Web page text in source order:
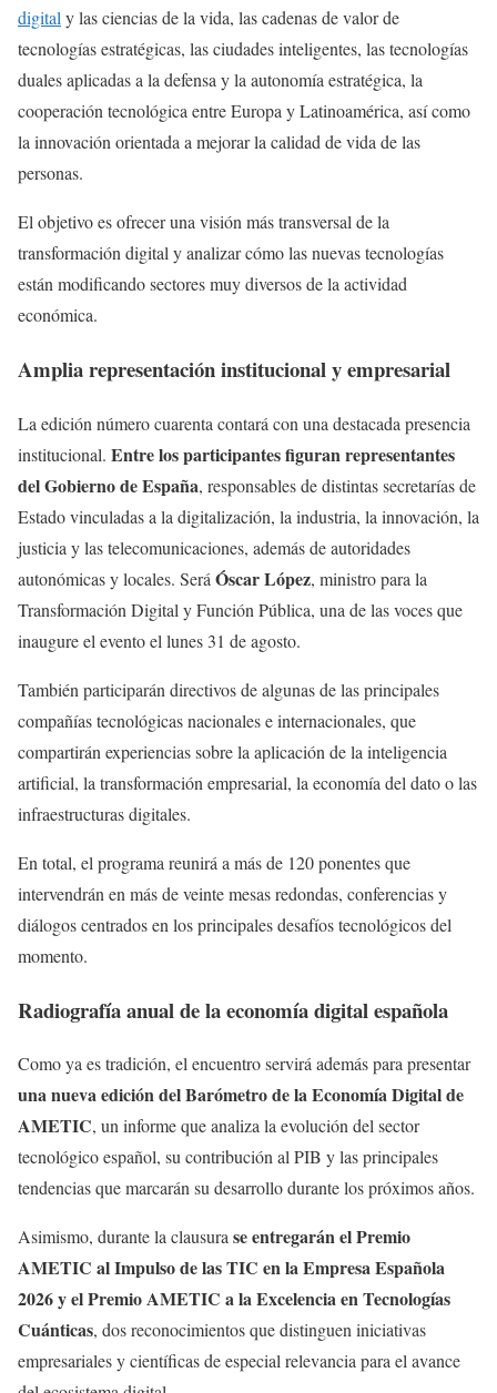
digitaly las ciencias de la vida, las cadenas de valor de
tecnologías estratégicas, las ciudades inteligentes, las tecnologías
duales aplicadas a la defensa y la autonomía estratégica, la
cooperación tecnológica entre Europa y Latinoamérica, así como
la innovación orientada a mejorar la calidad de vida de las
personas.
El objetivo es ofrecer una visión más transversal de la
transformación digital y analizar cómo las nuevas tecnologías
están modificando sectores muy diversos de la actividad
económica.
Amplia representación institucional y empresarial
La edición número cuarenta contará con una destacada presencia
institucional. Entre los participantes figuran representantes
del Gobierno de España, responsables de distintas secretarías de
Estado vinculadas a la digitalización, la industria, la innovación, la
justicia y las telecomunicaciones, además de autoridades
autonómicas y locales. Será Óscar López, ministro para la
Transformación Digital y Función Pública, una de las voces que
inaugure el evento el lunes 31 de agosto.
También participarán directivos de algunas de las principales
compañías tecnológicas nacionales e internacionales, que
compartirán experiencias sobre la aplicación de la inteligencia
artificial, la transformación empresarial, la economía del dato o las
infraestructuras digitales.
En total, el programa reunirá a más de 120 ponentes que
intervendrán en más de veinte mesas redondas, conferencias y
diálogos centrados en los principales desafíos tecnológicos del
momento.
Radiografía anual de la economía digital española
Como ya es tradición, el encuentro servirá además para presentar
una nueva edición del Barómetro de la Economía Digital de
AMETIC, un informe que analiza la evolución del sector
tecnológico español, su contribución al PIB y las principales
tendencias que marcarán su desarrollo durante los próximos años.
Asimismo, durante la clausurase entregarán el Premio
AMETIC al Impulso de las TIC en la Empresa Española
2026 y el Premio AMETIC a la Excelencia en Tecnologías
Cuánticas, dos reconocimientos que distinguen iniciativas
empresariales y científicas de especial relevancia para el avance